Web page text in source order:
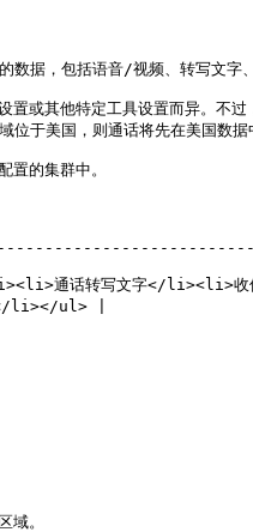
据，包括语音/视频、转写文字
置或其他特定工具设置而异。
于美国，则通话将先在美国数据
置的集群中。
通话转写文字</li><li>收
</li></ul> |
域。